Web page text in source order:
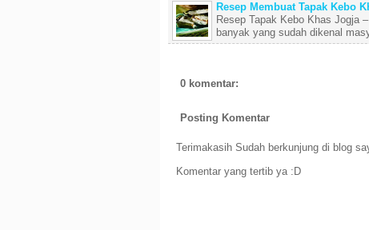
Resep Membuat Tapak Kebo
Resep Tapak Kebo Khas Jogja
banyak yang sudah dikenal
0 komentar:
Posting Komentar
Terimakasih Sudah berkunjung di blog
Komentar yang tertib ya :D